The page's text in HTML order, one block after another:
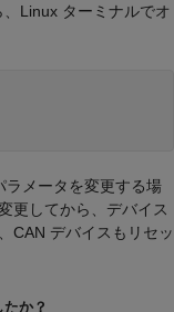
Linux ターミナルでオ
ラメータを変更する場
更してから、デバイス
CAN デバイスもリセッ
か？